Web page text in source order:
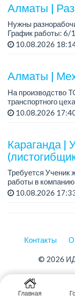
Алматы |
Нужны
График работы: 6/
- с понедельника
10.08.2026
Алматы |
На производство
транспортного
Зарплата: до 380
10.08.2026
Караганда |
Требуется Ученик
работы в
Требования:
10.08.2026
Контакты О
© 2026 ИД
Главная